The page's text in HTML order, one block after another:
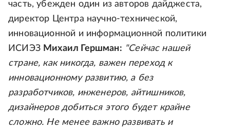
часть, убежден один из авторов дайджеста,
директор Центра научно-технической,
инновационной и информационной политики
ИСИЭЗ Михаил Гершман: "Сейчас нашей
стране, как никогда, важен переход к
инновационному развитию, а без
разработчиков, инженеров, айтишников,
дизайнеров добиться этого будет крайне
сложно. Не менее важно развивать и